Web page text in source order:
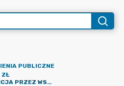
PUBLICZNE
ZŁ
CAŁODOBOWA INTERWENCJA PRZEZ WSZYSTKIE DNI TYGODNIA DS ZWIERZĄT ŁOWNYCH KTÓRE WTARGNĄ NA TERENY PUBLICZNE GMINY RASZYN ORAZ STWARZAJĄ ZAGROŻENIE BEZPIECZEŃSTWA LUDZI I INNYCH ZWIERZĄT WRAZ Z ICH WYWOZEM DO OŚRODKA HODOWLI ZWIERZĄT LUB INNE MIEJSCE PRZEBYWANIA ZWIERZĄT W 2024R.